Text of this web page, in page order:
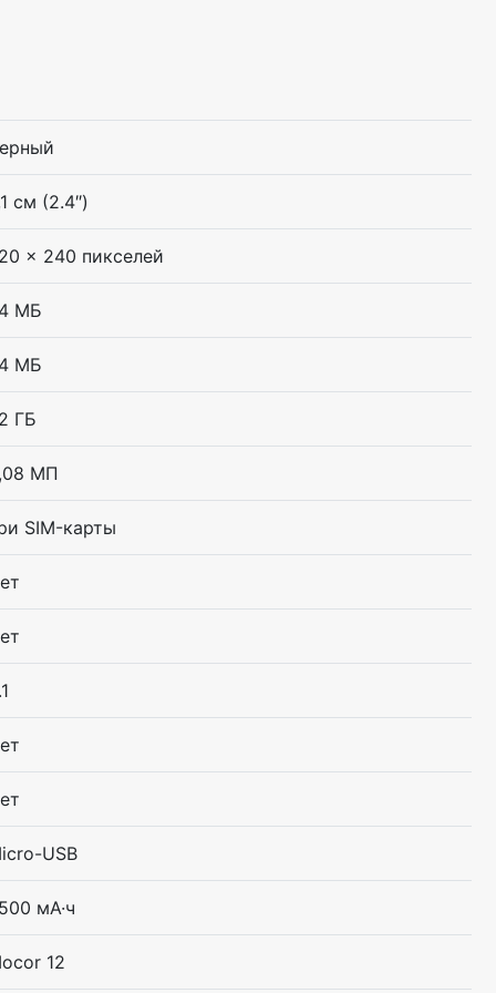
см (2.4″)
x 240 пикселей
МБ
МБ
ГБ
МП
SIM-карты
USB
мА·ч
12